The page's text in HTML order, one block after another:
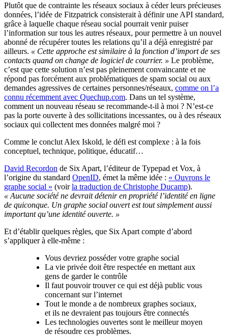
Plutôt que de contrainte les réseaux sociaux à céder leurs précieuses
données, l’idée de Fitzpatrick consisterait à définir une API standard,
grâce à laquelle chaque réseau social pourrait venir puiser
l’information sur tous les autres réseaux, pour permettre à un nouvel
abonné de récupérer toutes les relations qu’il a déjà enregistré par
ailleurs. « Cette approche est similaire à la fonction d’import de ses
contacts quand on change de logiciel de courrier. » Le problème,
c’est que cette solution n’est pas pleinement convaincante et ne
répond pas forcément aux problématiques de spam social ou aux
demandes agressives de certaines personnes/réseaux, comme on l’a
connu récemment avec Quechup.com. Dans un tel système,
comment un nouveau réseau se recommande-t-il à moi ? N’est-ce
pas la porte ouverte à des sollicitations incessantes, ou à des réseaux
sociaux qui collectent mes données malgré moi ?
Comme le conclut Alex Iskold, le défi est complexe : à la fois
conceptuel, technique, politique, éducatif…
David Recordon de Six Apart, l’éditeur de Typepad et Vox, à
l’origine du standard OpenID, émet la même idée : « Ouvrons le
graphe social » (voirla traduction de Christophe Ducamp).
« Aucune société ne devrait détenir en propriété l’identité en ligne
de quiconque. Un graphe social ouvert est tout simplement aussi
important qu’une identité ouverte. »
Et d’établir quelques règles, que Six Apart compte d’abord
s’appliquer à elle-même :
Vous devriez posséder votre graphe social
La vie privée doit être respectée en mettant aux
gens de garder le contrôle
Il faut pouvoir trouver ce qui est déjà public vous
concernant sur l’internet
Tout le monde a de nombreux graphes sociaux,
et ils ne devraient pas toujours être connectés
Les technologies ouvertes sont le meilleur moyen
de résoudre ces problèmes.